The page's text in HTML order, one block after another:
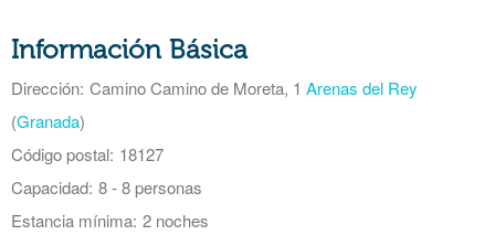
Información Básica
Dirección: Camino Camino de Moreta, 1 Arenas del Rey
(Granada)
Código postal: 18127
Capacidad: 8 - 8 personas
Estancia mínima: 2 noches